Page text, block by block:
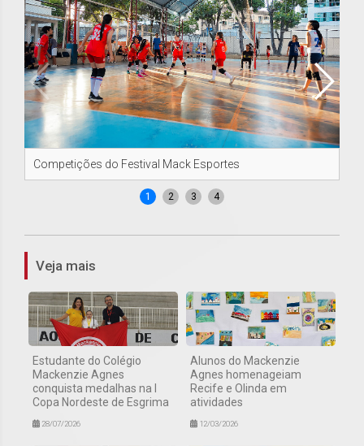
Competições do Festival Mack Esportes
1 2 3 4
Veja mais
Estudante do Colégio
Mackenzie Agnes
conquista medalhas na I
Copa Nordeste de Esgrima
28/07/2026
Alunos do Mackenzie
Agnes homenageiam
Recife e Olinda em
atividades
12/03/2026